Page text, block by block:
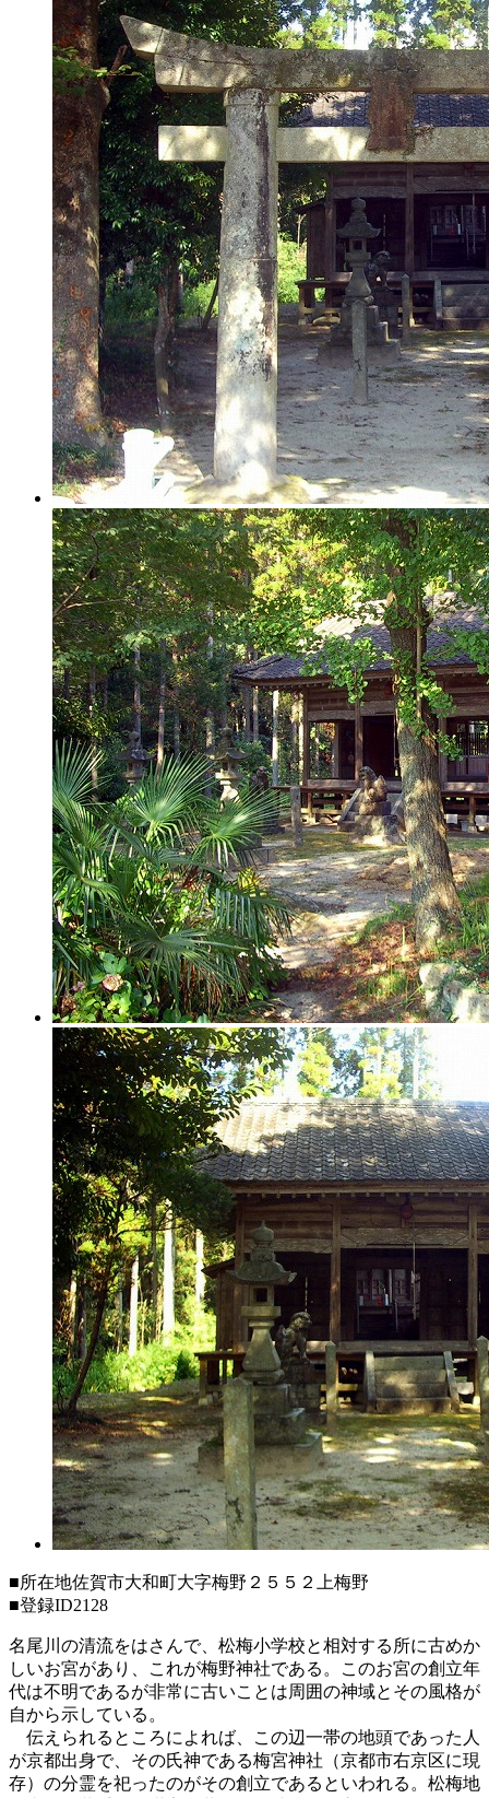
■所在地佐賀市大和町大字梅野２５５２上梅野
■登録ID2128
名尾川の清流をはさんで、松梅小学校と相対する所に古めか
しいお宮があり、これが梅野神社である。このお宮の創立年
代は不明であるが非常に古いことは周囲の神域とその風格が
自から示している。
伝えられるところによれば、この辺一帯の地頭であった人
が京都出身で、その氏神である梅宮神社（京都市右京区に現
存）の分霊を祀ったのがその創立であるといわれる。松梅地